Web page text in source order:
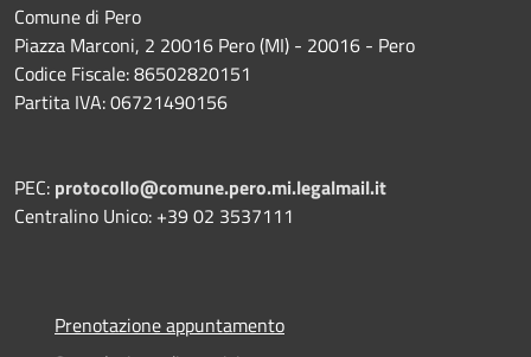
Comune di Pero
Piazza Marconi, 2 20016 Pero (MI) - 20016 - Pero
Codice Fiscale: 86502820151
Partita IVA: 06721490156
PEC: protocollo@comune.pero.mi.legalmail.it
Centralino Unico: +39 02 3537111
Prenotazione appuntamento